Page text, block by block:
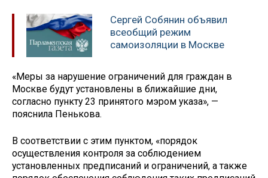
Сергей Собянин объявил
всеобщий режим
самоизоляции в Москве
«Меры за нарушение ограничений для граждан в
Москве будут установлены в ближайшие дни,
согласно пункту 23 принятого мэром указа», —
пояснила Пенькова.
В соответствии с этим пунктом, «порядок
осуществления контроля за соблюдением
установленных предписаний и ограничений, а также